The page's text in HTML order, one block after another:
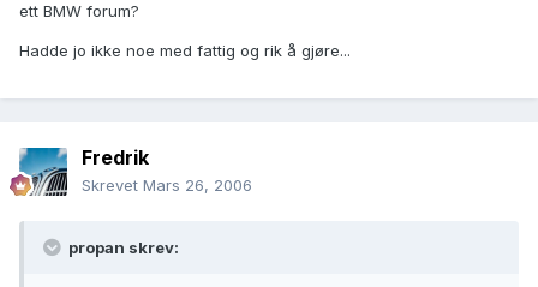
ett BMW forum?
Hadde jo ikke noe med fattig og rik å gjøre...
Fredrik
Skrevet Mars 26, 2006
propan skrev: